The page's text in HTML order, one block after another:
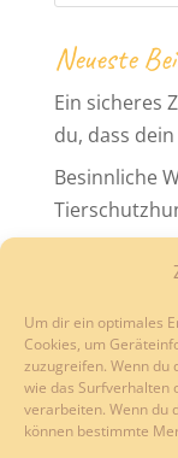
Um dir ein optimales
Cookies, um
zuzugreifen. Wenn du
wie das Surfverhalten
verarbeiten. Wenn du
können bestimmte
Neueste
Ein sicheres
du, dass
Besinnliche
Neueste
Es sind